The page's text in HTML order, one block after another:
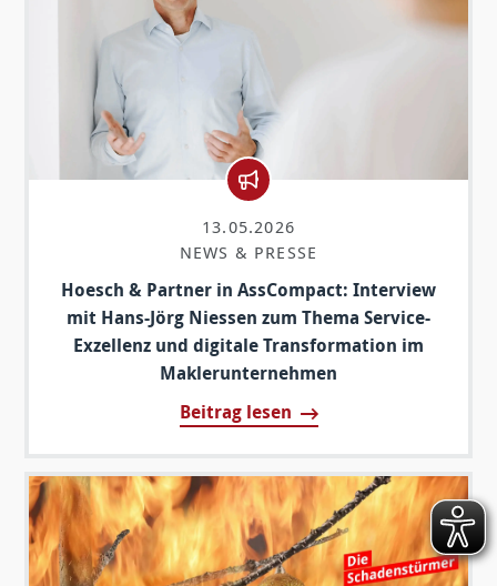
13.05.2026
NEWS & PRESSE
Hoesch & Partner in AssCompact: Interview
mit Hans-Jörg Niessen zum Thema Service-
Exzellenz und digitale Transformation im
Maklerunternehmen
Beitrag lesen